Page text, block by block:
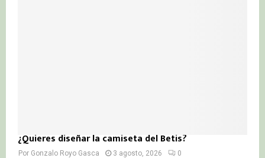
¿Quieres diseñar la camiseta del Betis?
Por Gonzalo Royo Gasca 3 agosto, 2026 0